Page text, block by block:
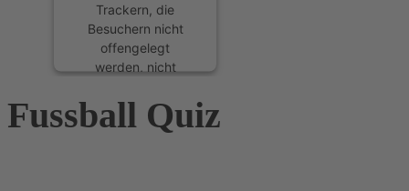
Trackern, die
Besuchern nicht
offengelegt
werden, nicht
Der Besitzer der
Website muss diese
Fussball Quiz